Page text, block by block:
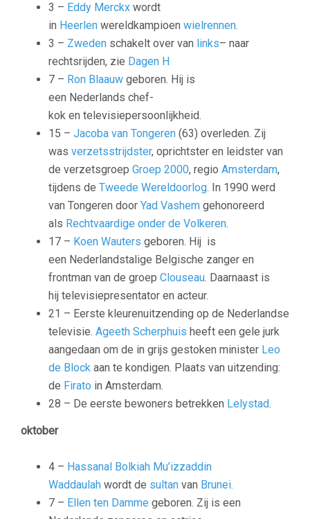
3 – Eddy Merckx wordt
in Heerlen wereldkampioen wielrennen.
3 – Zweden schakelt over van links– naar
rechtsrijden, zie Dagen H
7 – Ron Blaauw geboren. Hij is
een Nederlands chef-
kok en televisiepersoonlijkheid.
15 – Jacoba van Tongeren (63) overleden. Zij
was verzetsstrijdster, oprichtster en leidster van
de verzetsgroep Groep 2000, regio Amsterdam,
tijdens de Tweede Wereldoorlog. In 1990 werd
van Tongeren door Yad Vashem gehonoreerd
als Rechtvaardige onder de Volkeren.
17 – Koen Wauters geboren. Hij is
een Nederlandstalige Belgische zanger en
frontman van de groep Clouseau. Daarnaast is
hij televisiepresentator en acteur.
21 – Eerste kleurenuitzending op de Nederlandse
televisie. Ageeth Scherphuis heeft een gele jurk
aangedaan om de in grijs gestoken minister Leo
de Block aan te kondigen. Plaats van uitzending:
de Firato in Amsterdam.
28 – De eerste bewoners betrekken Lelystad.
oktober
4 – Hassanal Bolkiah Mu’izzaddin
Waddaulah wordt de sultan van Brunei.
7 – Ellen ten Damme geboren. Zij is een